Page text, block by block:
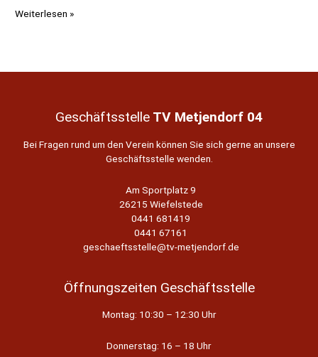
Neu
Football
Weiterlesen »
Geschäftsstelle TV Metjendorf 04
Bei Fragen rund um den Verein können Sie sich gerne an unsere
Geschäftsstelle wenden.
Am Sportplatz 9
26215 Wiefelstede
0441 681419
0441 67161
geschaeftsstelle@tv-metjendorf.de
Öffnungszeiten Geschäftsstelle
Montag: 10:30 – 12:30 Uhr
Donnerstag: 16 – 18 Uhr